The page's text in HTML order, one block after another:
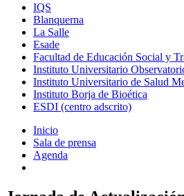
IQS
Blanquerna
La Salle
Esade
Facultad de Educación Social y
Instituto Universitario
Instituto Universitario de Salud
Instituto Borja de Bioética
ESDI (centro adscrito)
Inicio
Sala de prensa
Agenda